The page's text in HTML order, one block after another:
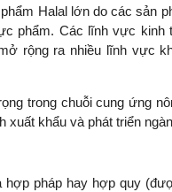
Halal lớn do các sản
phẩm. Các lĩnh vực kinh
rộng ra nhiều lĩnh vực
trong chuỗi cung ứng
xuất khẩu và phát triển
hợp pháp hay hợp quy
- Phó Viện trưởng
giờ và trên thực tế